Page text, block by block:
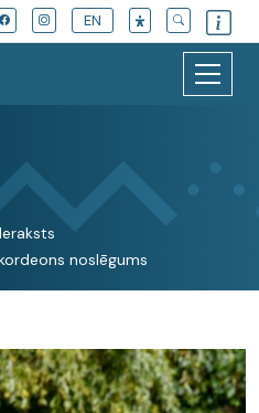
EN
Ieraksts
noslēgums